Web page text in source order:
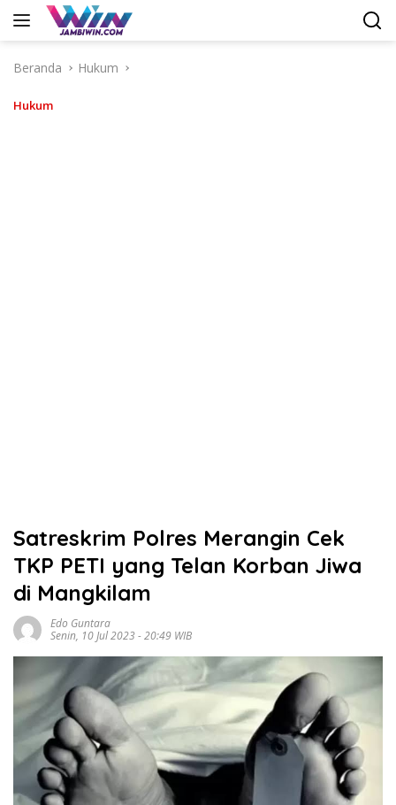
Langsung
Beranda
Hukum
Hukum
Satreskrim Polres Merangin Cek
TKP PETI yang Telan Korban Jiwa
di Mangkilam
Edo Guntara
Senin, 10 Jul 2023 - 20:49 WIB